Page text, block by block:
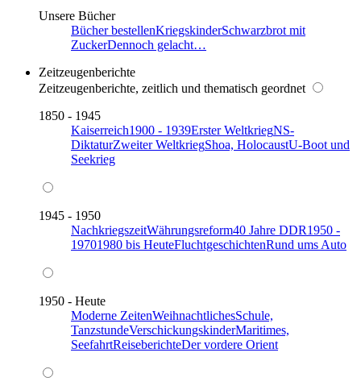
Unsere Bücher
Bücher bestellenKriegskinderSchwarzbrot mit
ZuckerDennoch gelacht…
Zeitzeugenberichte
Zeitzeugenberichte, zeitlich und thematisch geordnet
1850 - 1945
Kaiserreich1900 - 1939Erster WeltkriegNS-
DiktaturZweiter WeltkriegShoa, HolocaustU-Boot und
Seekrieg
1945 - 1950
NachkriegszeitWährungsreform40 Jahre DDR1950 -
19701980 bis HeuteFluchtgeschichtenRund ums Auto
1950 - Heute
Moderne ZeitenWeihnachtlichesSchule,
TanzstundeVerschickungskinderMaritimes,
SeefahrtReiseberichteDer vordere Orient